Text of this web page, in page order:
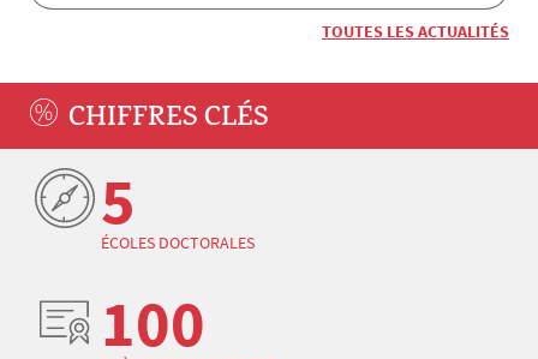
TOUTES LES ACTUALITÉS
CHIFFRES CLÉS
5
ÉCOLES DOCTORALES
100